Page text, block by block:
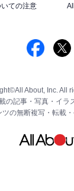
ての注意
About, Inc. All
の記事・写真・イラ
の無断複写・転載・